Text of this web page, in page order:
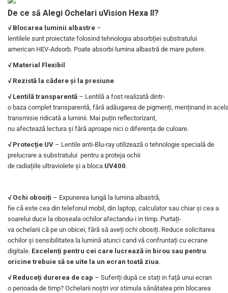
De ce să Alegi Ochelari uVision Hexa II?
√ Blocarea luminii albastre –
lentilele sunt proiectate folosind tehnologia absorbției substratului
american HEV-Adsorb. Poate absorbi lumina albastră de mare putere.
√ Material Flexibil
√ Rezistă la cădere și la presiune
√ Lentilă transparentă – Lentilă a fost realizată dintr-
o baza complet transparentă, fără adăugarea de pigmenți, menținand in
transmisie ridicată a luminii. Mai puțin reflectorizant,
nu afectează lectura și fără aproape nici o diferența de culoare.
√ Protecție UV – Lentile anti-Blu-ray utilizează o tehnologie specială de
prelucrare a substratului pentru a proteja ochii
de radiațiile ultraviolete și a bloca UV400.
√ Ochi obosiți – Expunerea lungă la lumina albastră,
fie că este cea din telefonul mobil, din laptop, calculator sau chiar și cea a
soarelui duce la oboseala ochilor afectandu-i in timp. Purtați-
va ochelarii că pe un obicei, fără să aveți ochi obosiți. Reduce solicitarea
ochilor și sensibilitatea la lumină atunci cand vă confruntați cu ecrane
digitale. Excelenți pentru cei care lucrează in birou sau pentru
oricine trebuie să se uite la un ecran toată ziua.
√ Reduceți durerea de cap – Suferiți după ce stați in față unui ecran
o perioada de timp? Ochelarii noștri vor stimula sănătatea prin blocarea